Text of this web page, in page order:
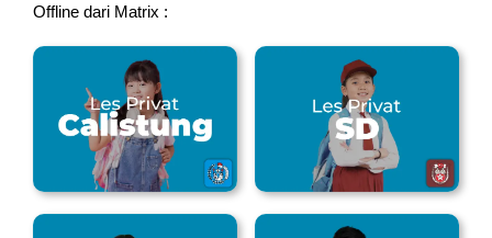
Offline dari Matrix :